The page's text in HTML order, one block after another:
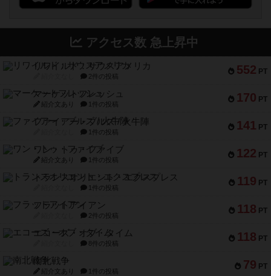
アクセス数 急上昇中
552 PT
リワイルド：サウスアメリカ
2件の投稿
170 PT
マーケットフレッシュ
紹介文あり 1件の投稿
141 PT
ファイアー・ブルズ / 火牛陣
1件の投稿
122 PT
ワン・トゥ・ファイブ
紹介文あり 1件の投稿
119 PT
トランスオリエント・エクスプレス
1件の投稿
118 PT
フラットアイアン
2件の投稿
118 PT
エコーズ・オブ・タイム
8件の投稿
79 PT
南北戦争
紹介文あり 1件の投稿